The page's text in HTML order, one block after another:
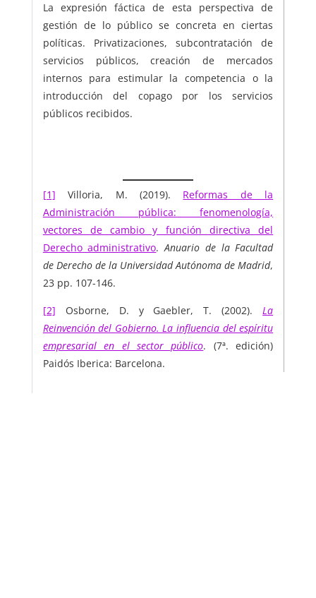
La expresión fáctica de esta perspectiva de
gestión de lo público se concreta en ciertas
políticas. Privatizaciones, subcontratación de
servicios públicos, creación de mercados
internos para estimular la competencia o la
introducción del copago por los servicios
públicos recibidos.
[1] Villoria, M. (2019). Reformas de la
Administración pública: fenomenología,
vectores de cambio y función directiva del
Derecho administrativo.Anuario de la Facultad
de Derecho de la Universidad Autónoma de Madrid,
23 pp. 107-146.
[2] Osborne, D. y Gaebler, T. (2002).La
Reinvención del Gobierno. La influencia del espíritu
empresarial en el sector público. (7ª. edición)
Paidós Iberica: Barcelona.